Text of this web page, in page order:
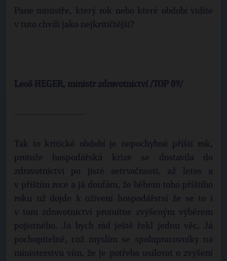
Pane ministře, který rok nebo které období vidíte
v tuto chvíli jako nejkritičtější?
Leoš HEGER, ministr zdravotnictví /TOP 09/
--------------------
Tak to kritické období je nepochybně příští rok,
protože hospodářská krize se dostavila do
zdravotnictví po jisté setrvačnosti, až letos a
v příštím roce a já doufám, že během toho příštího
roku už dojde k oživení hospodářství že se to i
v tom zdravotnictví promítne zvýšeným výběrem
pojistného. Já bych rád ještě řekl jednu věc. Já
pochopitelně, což myslím se spolupracovníky na
ministerstvu vím, že je potřeba usilovat o zvýšení